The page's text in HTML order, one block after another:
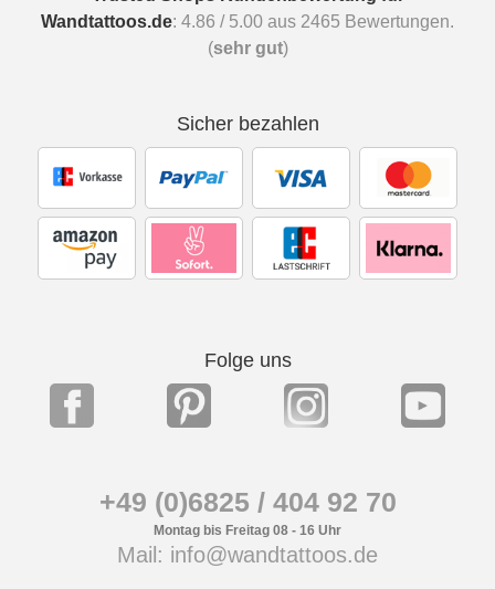
Wandtattoos.de: 4.86 / 5.00 aus 2465 Bewertungen.
(sehr gut)
Sicher bezahlen
Folge uns
+49 (0)6825 / 404 92 70
Montag bis Freitag 08 - 16 Uhr
Mail: info@wandtattoos.de